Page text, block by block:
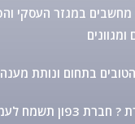
במגזר העסקי
מחפשים פתרונות בתחום